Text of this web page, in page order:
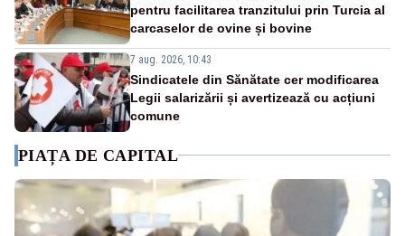
pentru facilitarea tranzitului prin Turcia al
carcaselor de ovine și bovine
7 aug. 2026, 10:43
Sindicatele din Sănătate cer modificarea
Legii salarizării și avertizează cu acțiuni
comune
PIAȚA DE CAPITAL